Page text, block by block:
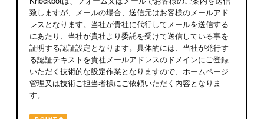
致しますが、メールの場合、送信元はお客様のメールアド
レスとなります。当社が貴社に代行してメールを送信する
にあたり、当社が貴社より委託を受けて送信している事を
証明する認証設定となります。具体的には、当社が発行す
る認証テキストを貴社メールアドレスのドメインにご登録
いただく技術的な設定作業となりますので、ホームページ
管理又は技術ご担当者様にご依頼いただく内容となりま
す。